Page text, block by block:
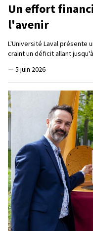
Un effort
l'avenir
L'Université Laval présente
craint un déficit allant
— 5 juin 2026